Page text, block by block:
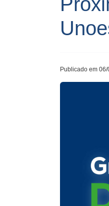
Publicado em